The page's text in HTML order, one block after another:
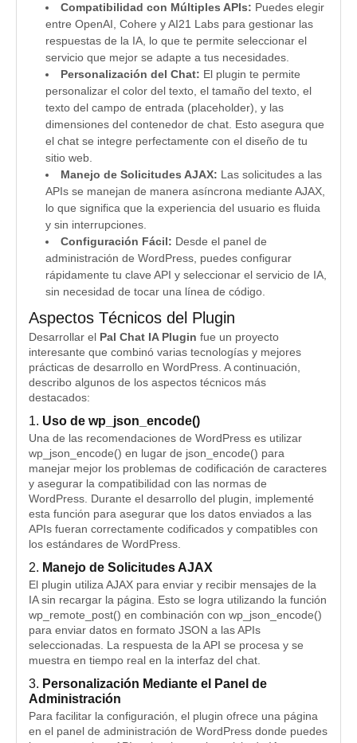
Compatibilidad con Múltiples APIs: Puedes elegir
entre OpenAI, Cohere y AI21 Labs para gestionar las
respuestas de la IA, lo que te permite seleccionar el
servicio que mejor se adapte a tus necesidades.
Personalización del Chat: El plugin te permite
personalizar el color del texto, el tamaño del texto, el
texto del campo de entrada (placeholder), y las
dimensiones del contenedor de chat. Esto asegura que
el chat se integre perfectamente con el diseño de tu
sitio web.
Manejo de Solicitudes AJAX: Las solicitudes a las
APIs se manejan de manera asíncrona mediante AJAX,
lo que significa que la experiencia del usuario es fluida
y sin interrupciones.
Configuración Fácil: Desde el panel de
administración de WordPress, puedes configurar
rápidamente tu clave API y seleccionar el servicio de IA,
sin necesidad de tocar una línea de código.
Aspectos Técnicos del Plugin
Desarrollar el Pal Chat IA Plugin fue un proyecto
interesante que combinó varias tecnologías y mejores
prácticas de desarrollo en WordPress. A continuación,
describo algunos de los aspectos técnicos más
destacados:
1. Uso de wp_json_encode()
Una de las recomendaciones de WordPress es utilizar
wp_json_encode() en lugar de json_encode() para
manejar mejor los problemas de codificación de caracteres
y asegurar la compatibilidad con las normas de
WordPress. Durante el desarrollo del plugin, implementé
esta función para asegurar que los datos enviados a las
APIs fueran correctamente codificados y compatibles con
los estándares de WordPress.
2. Manejo de Solicitudes AJAX
El plugin utiliza AJAX para enviar y recibir mensajes de la
IA sin recargar la página. Esto se logra utilizando la función
wp_remote_post() en combinación con wp_json_encode()
para enviar datos en formato JSON a las APIs
seleccionadas. La respuesta de la API se procesa y se
muestra en tiempo real en la interfaz del chat.
3. Personalización Mediante el Panel de
Administración
Para facilitar la configuración, el plugin ofrece una página
en el panel de administración de WordPress donde puedes